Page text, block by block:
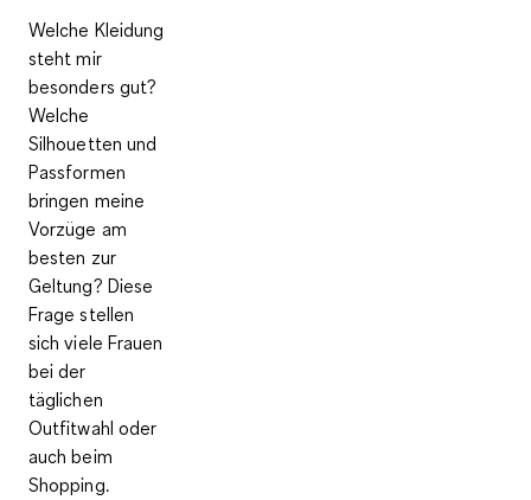
Welche Kleidung
steht mir
besonders gut?
Welche
Silhouetten und
Passformen
bringen meine
Vorzüge am
besten zur
Geltung? Diese
Frage stellen
sich viele Frauen
bei der
täglichen
Outfitwahl oder
auch beim
Shopping.